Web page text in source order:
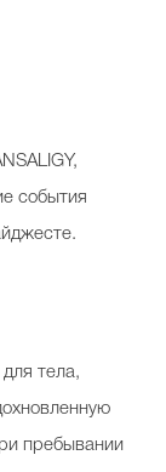
события
для тела,
пребывании